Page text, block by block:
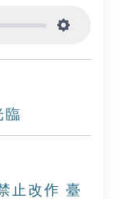
臨
止改作 臺